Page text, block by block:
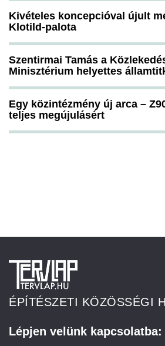
Kivételes koncepcióval újult
Klotild-palota
Szentirmai Tamás a
Minisztérium helyettes
Egy közintézmény új arca –
teljes megújulásért
ÉPÍTÉSZETI KÖZÖSSÉGI
Lépjen velünk kapcsolatba: